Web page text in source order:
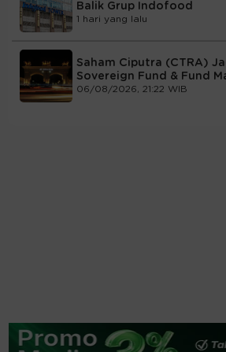
Balik Grup Indofood
1 hari yang lalu
Saham Ciputra (CTRA)
Sovereign Fund & Fund
06/08/2026, 21:22 WIB